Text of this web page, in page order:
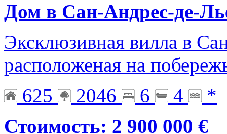
Дом в Сан-Андрес-де-
Эксклюзивная вилла в
расположеная на
625
2046 6 4
*
Стоимость: 2 900 000 €